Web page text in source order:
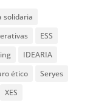
solidaria
ESS
IDEARIA
ético
Seryes
XES